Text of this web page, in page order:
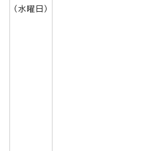
（水曜日）